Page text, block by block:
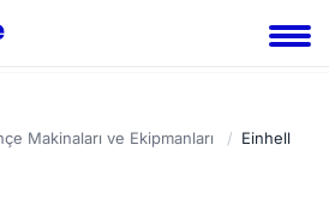
Makinaları ve Ekipmanları / Einhell